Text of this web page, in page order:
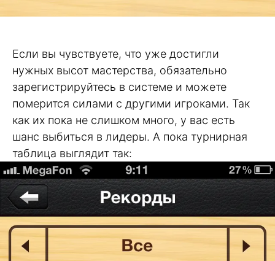
Если вы чувствуете, что уже достигли
нужных высот мастерства, обязательно
зарегистрируйтесь в системе и можете
померится силами с другими игроками. Так
как их пока не слишком много, у вас есть
шанс выбиться в лидеры. А пока турнирная
таблица выглядит так: